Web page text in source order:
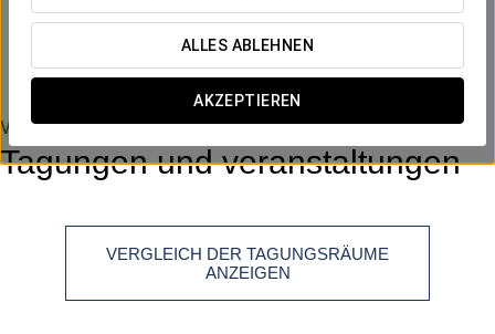
ALLES ABLEHNEN
AKZEPTIEREN
Veranstaltungsräume
Tagungen und veranstaltungen
VERGLEICH DER TAGUNGSRÄUME
ANZEIGEN
x m